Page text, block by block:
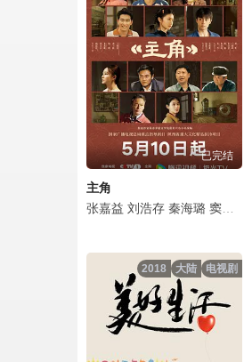
白夜破晓第10集.mp4
白夜破晓第11集.mp4
白夜破晓第12集.mp4
白夜破晓第13集.mp4
白夜破晓第14集.mp4
白夜破晓第15集.mp4
白夜破晓第16集.mp4
已完结
主角
张嘉益 刘浩存 秦海璐 窦骁
电视剧
大陆
2018